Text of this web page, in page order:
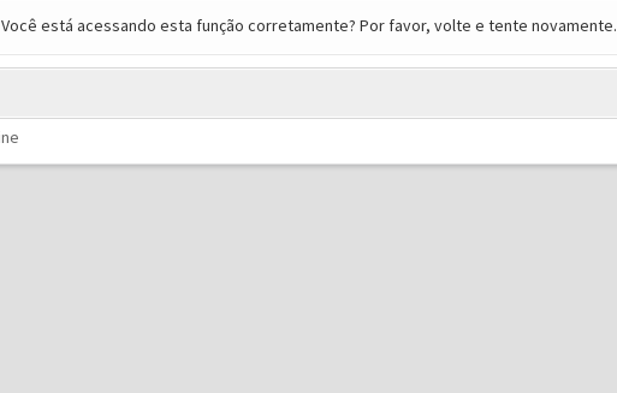
está acessando esta função corretamente? Por favor, volte e tente novamente.